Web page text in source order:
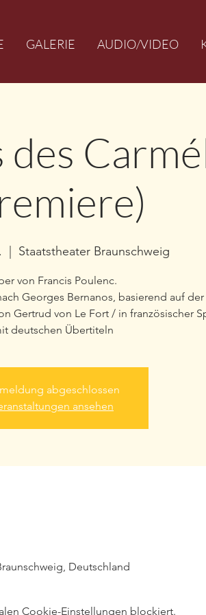
GALERIE AUDIO/VIDEO
des
Staatstheater Braunschweig
von Francis Poulenc.
Georges Bernanos, basierend auf
Gertrud von Le Fort / in französischer
deutschen Übertiteln
abgeschlossen
ansehen
Deutschland
Cookie-Einstellungen blockiert.